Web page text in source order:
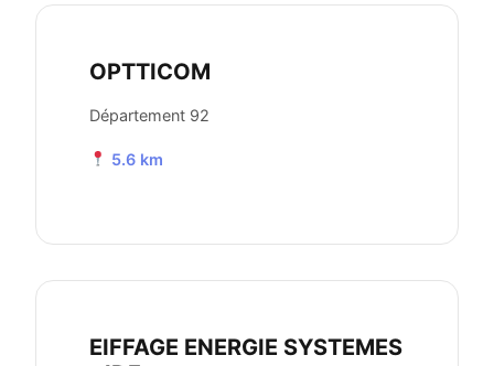
OPTTICOM
Département 92
5.6 km
EIFFAGE ENERGIE SYSTEMES